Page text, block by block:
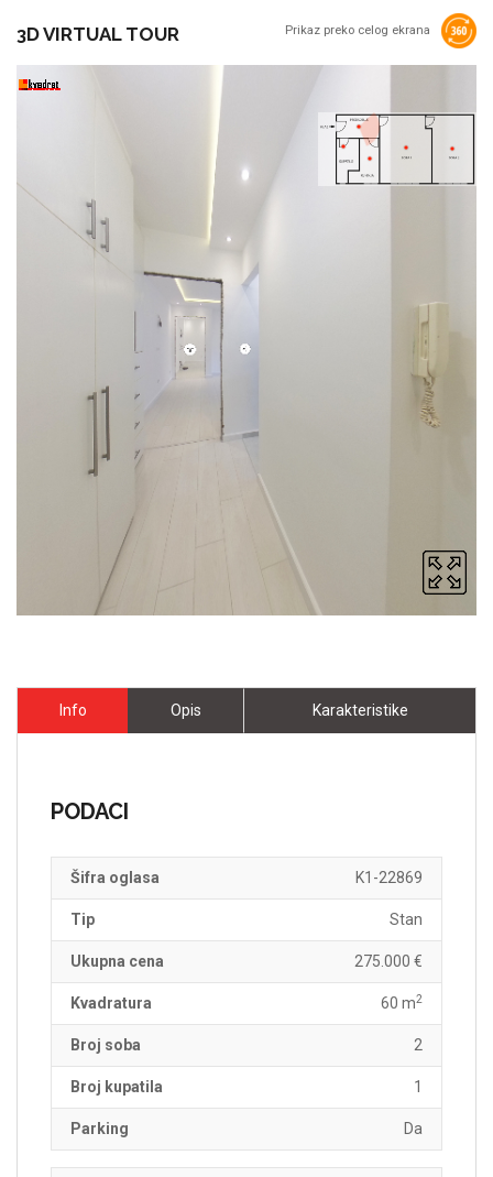
Prikaz preko celog ekrana
3D VIRTUAL TOUR
Info Opis Karakteristike
PODACI
Šifra oglasa K1-22869
Tip Stan
Ukupna cena 275.000 €
Kvadratura 60 m2
Broj soba 2
Broj kupatila 1
Parking Da